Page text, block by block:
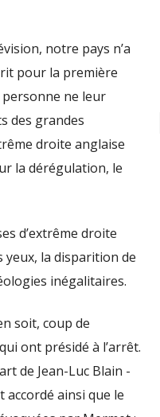
notre pays n’a
pour la première
ne leur
des grandes
droite anglaise
la dérégulation, le
d’extrême droite
yeux, la disparition de
inégalitaires.
soit, coup de
ont présidé à l’arrêt.
de Jean-Luc Blain -
ainsi que le